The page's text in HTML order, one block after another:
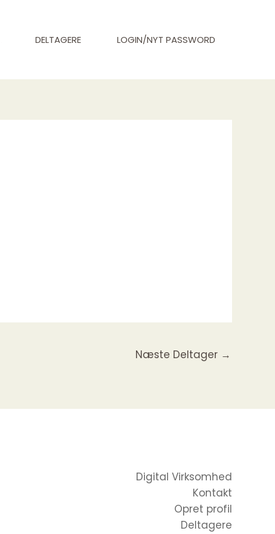
DELTAGERE LOGIN/NYT PASSWORD
Næste Deltager →
Digital Virksomhed
Kontakt
Opret profil
Deltagere